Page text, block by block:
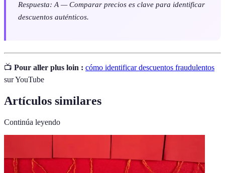
Respuesta: A — Comparar precios es clave para identificar
descuentos auténticos.
📺 Pour aller plus loin : cómo identificar descuentos fraudulentos
sur YouTube
Artículos similares
Continúa leyendo